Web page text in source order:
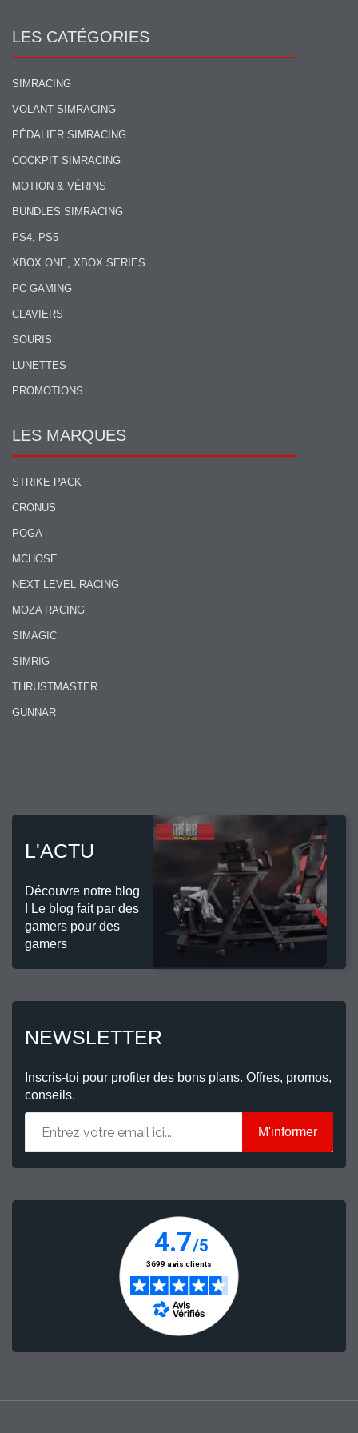
LES CATÉGORIES
SIMRACING
VOLANT SIMRACING
PÉDALIER SIMRACING
COCKPIT SIMRACING
MOTION & VÉRINS
BUNDLES SIMRACING
PS4, PS5
XBOX ONE, XBOX SERIES
PC GAMING
CLAVIERS
SOURIS
LUNETTES
PROMOTIONS
LES MARQUES
STRIKE PACK
CRONUS
POGA
MCHOSE
NEXT LEVEL RACING
MOZA RACING
SIMAGIC
SIMRIG
THRUSTMASTER
GUNNAR
L'ACTU
Découvre notre blog
! Le blog fait par des
gamers pour des
gamers
NEWSLETTER
Inscris-toi pour profiter des bons plans. Offres, promos,
conseils.
M'informer